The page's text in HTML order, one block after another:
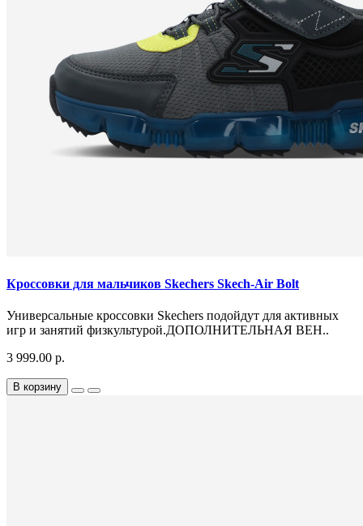
Кроссовки для мальчиков Skechers Skech-Air Bolt
Универсальные кроссовки Skechers подойдут для активных
игр и занятий физкультурой.ДОПОЛНИТЕЛЬНАЯ ВЕН..
3 999.00 р.
В корзину